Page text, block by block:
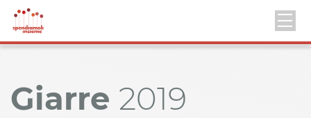
Giarre 2019